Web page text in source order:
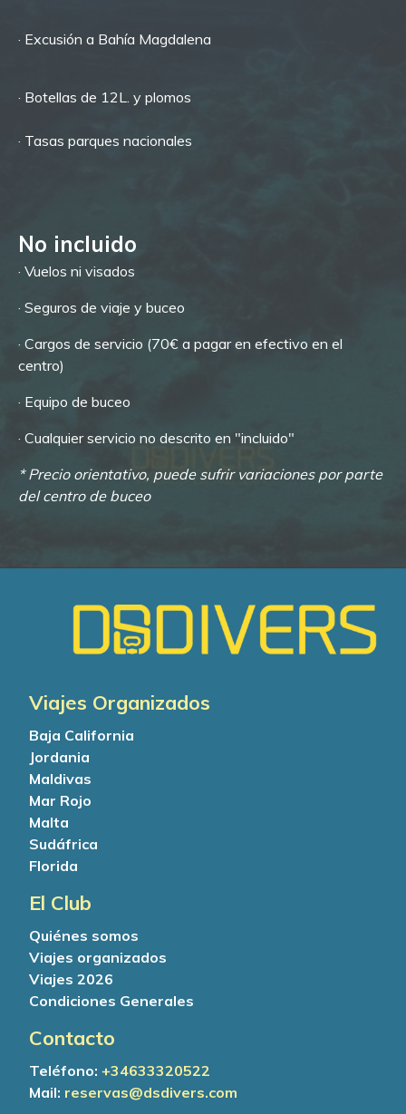
· Excusión a Bahía Magdalena
· Botellas de 12L. y plomos
· Tasas parques nacionales
No incluido
· Vuelos ni visados
· Seguros de viaje y buceo
· Cargos de servicio (70€ a pagar en efectivo en el
centro)
· Equipo de buceo
· Cualquier servicio no descrito en "incluido"
* Precio orientativo, puede sufrir variaciones por parte
del centro de buceo
Viajes Organizados
Baja California
Jordania
Maldivas
Mar Rojo
Malta
Sudáfrica
Florida
El Club
Quiénes somos
Viajes organizados
Viajes 2026
Condiciones Generales
Contacto
Teléfono: +34633320522
Mail: reservas@dsdivers.com